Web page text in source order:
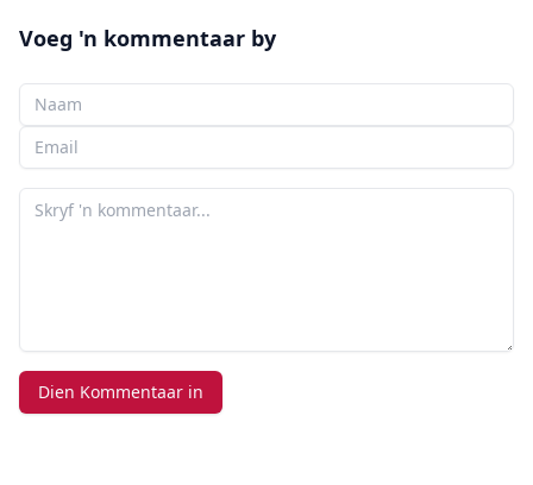
Voeg 'n kommentaar by
Jou Naam
Jou e-pos
Jou kommentaar
Dien Kommentaar in